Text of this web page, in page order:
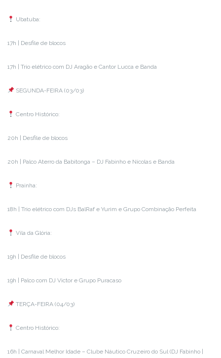
Ubatuba:
17h | Desfile de blocos
17h | Trio elétrico com DJ Aragão e Cantor Lucca e Banda
SEGUNDA-FEIRA (03/03)
Centro Histórico:
20h | Desfile de blocos
20h | Palco Aterro da Babitonga – DJ Fabinho e Nícolas e Banda
Prainha:
18h | Trio elétrico com DJs BalRaf e Yurim e Grupo Combinação Perfeita
Vila da Glória:
19h | Desfile de blocos
19h | Palco com DJ Victor e Grupo Puracaso
TERÇA-FEIRA (04/03)
Centro Histórico:
16h | Carnaval Melhor Idade – Clube Náutico Cruzeiro do Sul (DJ Fabinho |